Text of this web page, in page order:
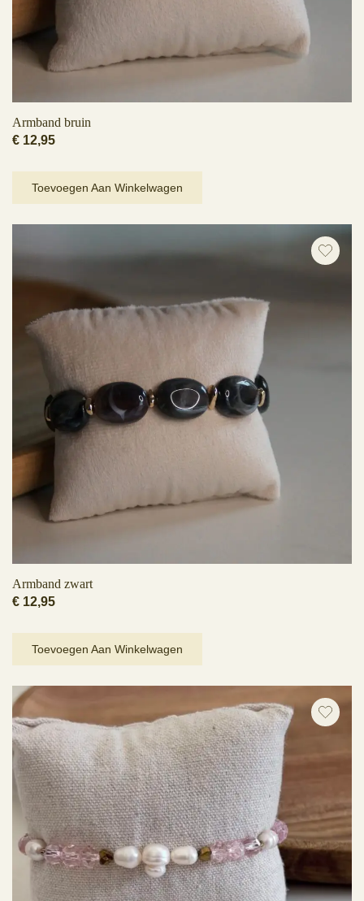
Armband bruin
€ 12,95
Toevoegen Aan Winkelwagen
Armband zwart
€ 12,95
Toevoegen Aan Winkelwagen